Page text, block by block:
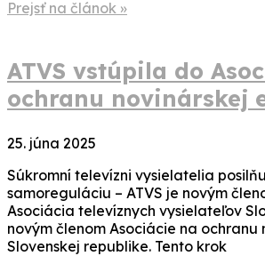
Prejsť na článok »
ATVS vstúpila do
ochranu novinárskej
25. júna 2025
Súkromní televízni vysielatelia
samoreguláciu – ATVS je novým
Asociácia televíznych vysielateľov
novým členom Asociácie na ochranu
Slovenskej republike. Tento krok